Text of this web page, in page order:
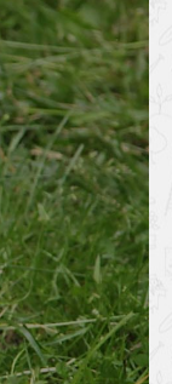
Entreprise de
jardinage 45